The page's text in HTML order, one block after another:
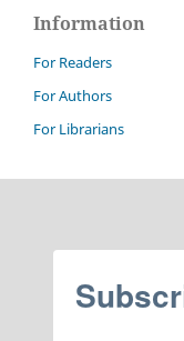
Information
For Readers
For Authors
For Librarians